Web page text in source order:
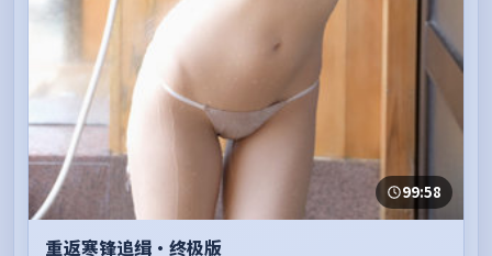
99:58
重返寒锋追缉·终极版